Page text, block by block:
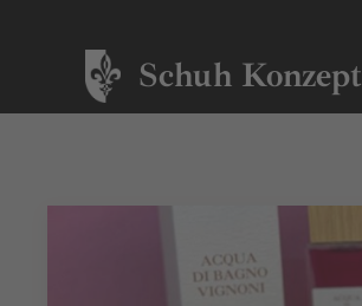
Schuh Konzept